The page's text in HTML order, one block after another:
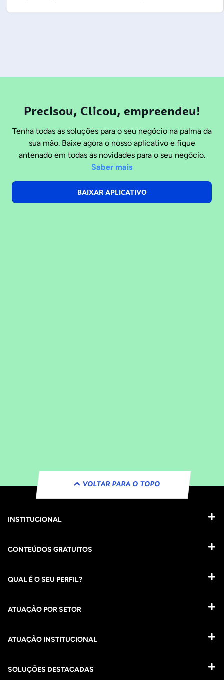
Precisou, Clicou, empreendeu!
Tenha todas as soluções para o seu negócio na palma da
sua mão. Baixe agora o nosso aplicativo e fique
antenado em todas as novidades para o seu negócio.
Saber mais
BAIXAR APLICATIVO
VOLTAR PARA O TOPO
INSTITUCIONAL
CONTEÚDOS GRATUITOS
QUAL É O SEU PERFIL?
ATUAÇÃO POR SETOR
ATUAÇÃO INSTITUCIONAL
SOLUÇÕES DESTACADAS